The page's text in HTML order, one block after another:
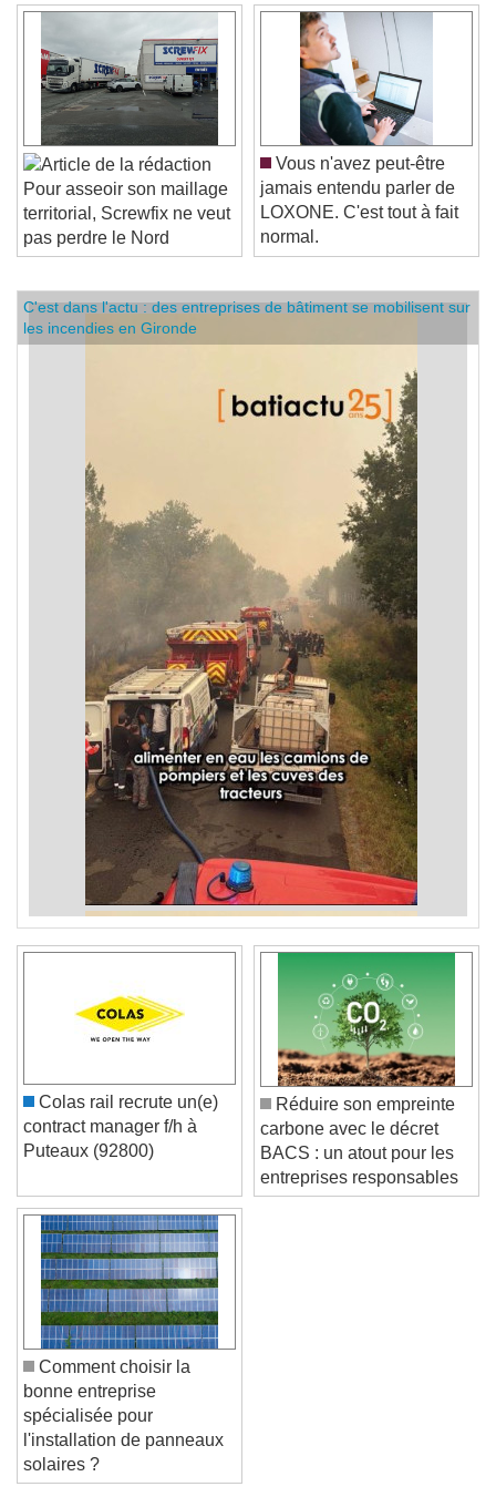
Pour asseoir son maillage
territorial, Screwfix ne veut
pas perdre le Nord
Vous n'avez peut-être
jamais entendu parler de
LOXONE. C'est tout à fait
normal.
C'est dans l'actu : des entreprises de bâtiment se mobilisent sur
les incendies en Gironde
Colas rail recrute un(e)
contract manager f/h à
Puteaux (92800)
Réduire son empreinte
carbone avec le décret
BACS : un atout pour les
entreprises responsables
Comment choisir la
bonne entreprise
spécialisée pour
l'installation de panneaux
solaires ?